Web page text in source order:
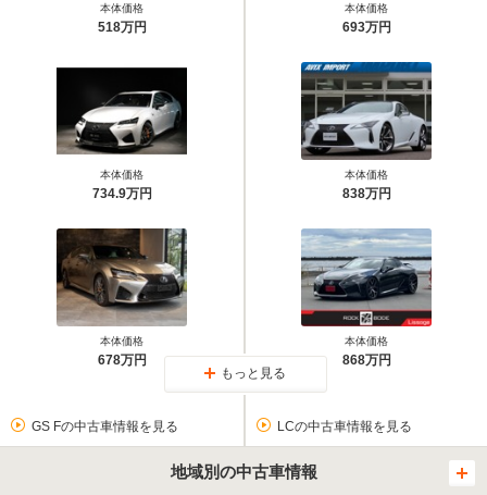
本体価格
518万円
本体価格
734.9万円
本体価格
678万円
本体価格
693万円
本体価格
838万円
本体価格
868万円
もっと見る
GS Fの中古車情報を見る LCの中古車情報を見る
地域別の中古車情報